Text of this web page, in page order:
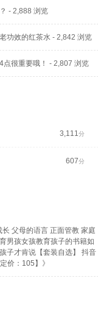
- 2,888 浏览
功效的红茶水- 2,842 浏览
很重要哦！ - 2,807 浏览
3,111分
607分
长 父母的语言 正面管教 家庭
男孩女孩教育孩子的书籍如
子才肯说【套装自选】 抖音
价：105】 》